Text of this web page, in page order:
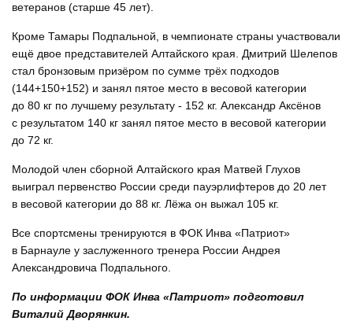
ветеранов (старше 45 лет).
Кроме Тамары Подпальной, в чемпионате страны участвовали
ещё двое представителей Алтайского края. Дмитрий Шелепов
стал бронзовым призёром по сумме трёх подходов
(144+150+152) и занял пятое место в весовой категории
до 80 кг по лучшему результату - 152 кг. Александр Аксёнов
с результатом 140 кг занял пятое место в весовой категории
до 72 кг.
Молодой член сборной Алтайского края Матвей Глухов
выиграл первенство России среди пауэрлифтеров до 20 лет
в весовой категории до 88 кг. Лёжа он выжал 105 кг.
Все спортсмены тренируются в ФОК Инва «Патриот»
в Барнауле у заслуженного тренера России Андрея
Александровича Подпального.
По информации ФОК Инва «Патриот» подготовил
Виталий Дворянкин.